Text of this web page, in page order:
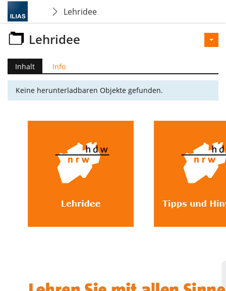
Lehridee
Lehridee
Inhalt Info
Keine herunterladbaren Objekte gefunden.